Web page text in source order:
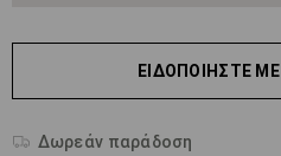
ΕΙΔΟΠΟΙΉΣΤΕ ΜΕ
Δωρεάν παράδοση